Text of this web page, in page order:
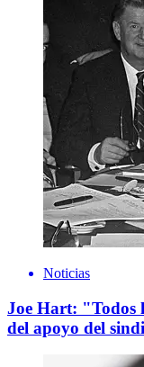
Noticias
Joe Hart: "Todos
del apoyo del